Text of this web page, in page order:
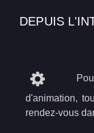
DEPUIS
d'animation,
rendez-vous